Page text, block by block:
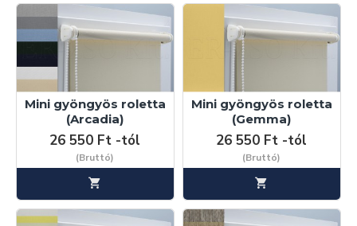
Mini gyöngyös roletta
(Arcadia)
26 550 Ft -tól
(Bruttó)
Mini gyöngyös roletta
(Gemma)
26 550 Ft -tól
(Bruttó)